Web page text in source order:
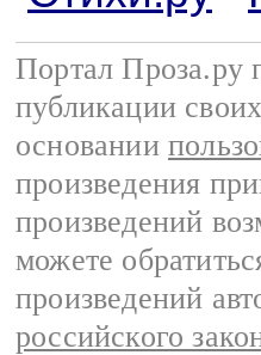
Портал Проза.ру
публикации
основании
произведения
произведений
можете
произведений
российского